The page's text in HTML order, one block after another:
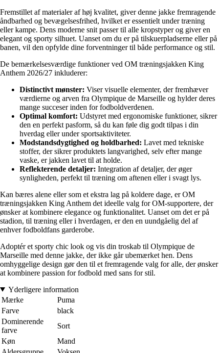
Fremstillet af materialer af høj kvalitet, giver denne jakke fremragende
åndbarhed og bevægelsesfrihed, hvilket er essentielt under træning
eller kampe. Dens moderne snit passer til alle kropstyper og giver en
elegant og sporty silhuet. Uanset om du er på tilskuerpladserne eller på
banen, vil den opfylde dine forventninger til både performance og stil.
De bemærkelsesværdige funktioner ved OM træningsjakken King
Anthem 2026/27 inkluderer:
Distinctivt mønster: Viser visuelle elementer, der fremhæver
værdierne og arven fra Olympique de Marseille og hylder deres
mange succeser inden for fodboldverdenen.
Optimal komfort: Udstyret med ergonomiske funktioner, sikrer
den en perfekt pasform, så du kan føle dig godt tilpas i din
hverdag eller under sportsaktiviteter.
Modstandsdygtighed og holdbarhed: Lavet med tekniske
stoffer, der sikrer produktets langvarighed, selv efter mange
vaske, er jakken lavet til at holde.
Reflekterende detaljer: Integration af detaljer, der øger
synligheden, perfekt til træning om aftenen eller i svagt lys.
Kan bæres alene eller som et ekstra lag på koldere dage, er OM
træningsjakken King Anthem det ideelle valg for OM-supportere, der
ønsker at kombinere elegance og funktionalitet. Uanset om det er på
stadion, til træning eller i hverdagen, er den en uundgåelig del af
enhver fodboldfans garderobe.
Adoptér et sporty chic look og vis din troskab til Olympique de
Marseille med denne jakke, der ikke går ubemærket hen. Dens
omhyggelige design gør den til et fremragende valg for alle, der ønsker
at kombinere passion for fodbold med sans for stil.
Yderligere information
Mærke
Puma
Farve
black
Dominerende
farve
Sort
Køn
Mand